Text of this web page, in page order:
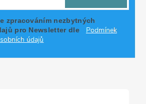
zpracováním nezbytných
pro Newsletter dle
Podmínek
údajů